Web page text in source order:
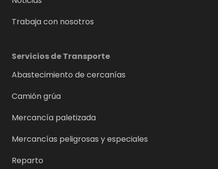
Trabaja con nosotros
Servicios de Transporte
Abastecimiento de cercanías
Camión grúa
Mercancía paletizada
Mercancías peligrosas y especiales
Reparto